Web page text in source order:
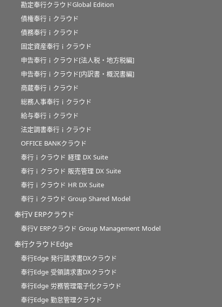
勘定奉行クラウドGlobal Edition
債権奉行ｉクラウド
債務奉行ｉクラウド
固定資産奉行ｉクラウド
申告奉行ｉクラウド[法人税・地方税編]
申告奉行ｉクラウド[内訳書・概況書編]
商蔵奉行ｉクラウド
総務人事奉行ｉクラウド
給与奉行ｉクラウド
法定調書奉行ｉクラウド
OFFICE BANKクラウド
奉行ｉクラウド 経理 DX Suite
奉行ｉクラウド 販売管理 DX Suite
奉行ｉクラウド HR DX Suite
奉行ｉクラウド Group Shared Model
奉行V ERPクラウド
奉行V ERPクラウド Group Management Model
奉行クラウドEdge
奉行Edge 発行請求書DXクラウド
奉行Edge 受領請求書DXクラウド
奉行Edge 労務管理電子化クラウド
奉行Edge 勤怠管理クラウド